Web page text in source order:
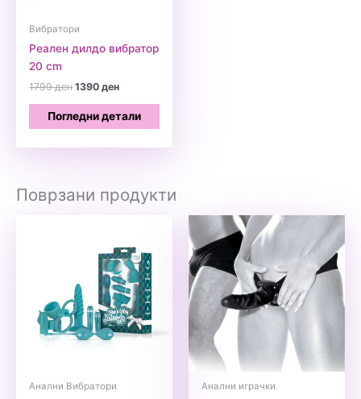
Вибратори
Реален дилдо вибратор
20 cm
1799денOriginal
was:
1799 ден.
1390денCurrent
is:
Погледни детали
Поврзани продукти
Анални Вибратори Анални играчки